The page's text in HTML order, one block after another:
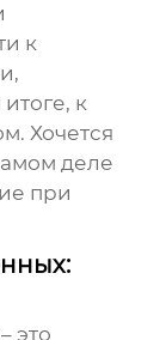
к
к
Хочется
деле
при
это